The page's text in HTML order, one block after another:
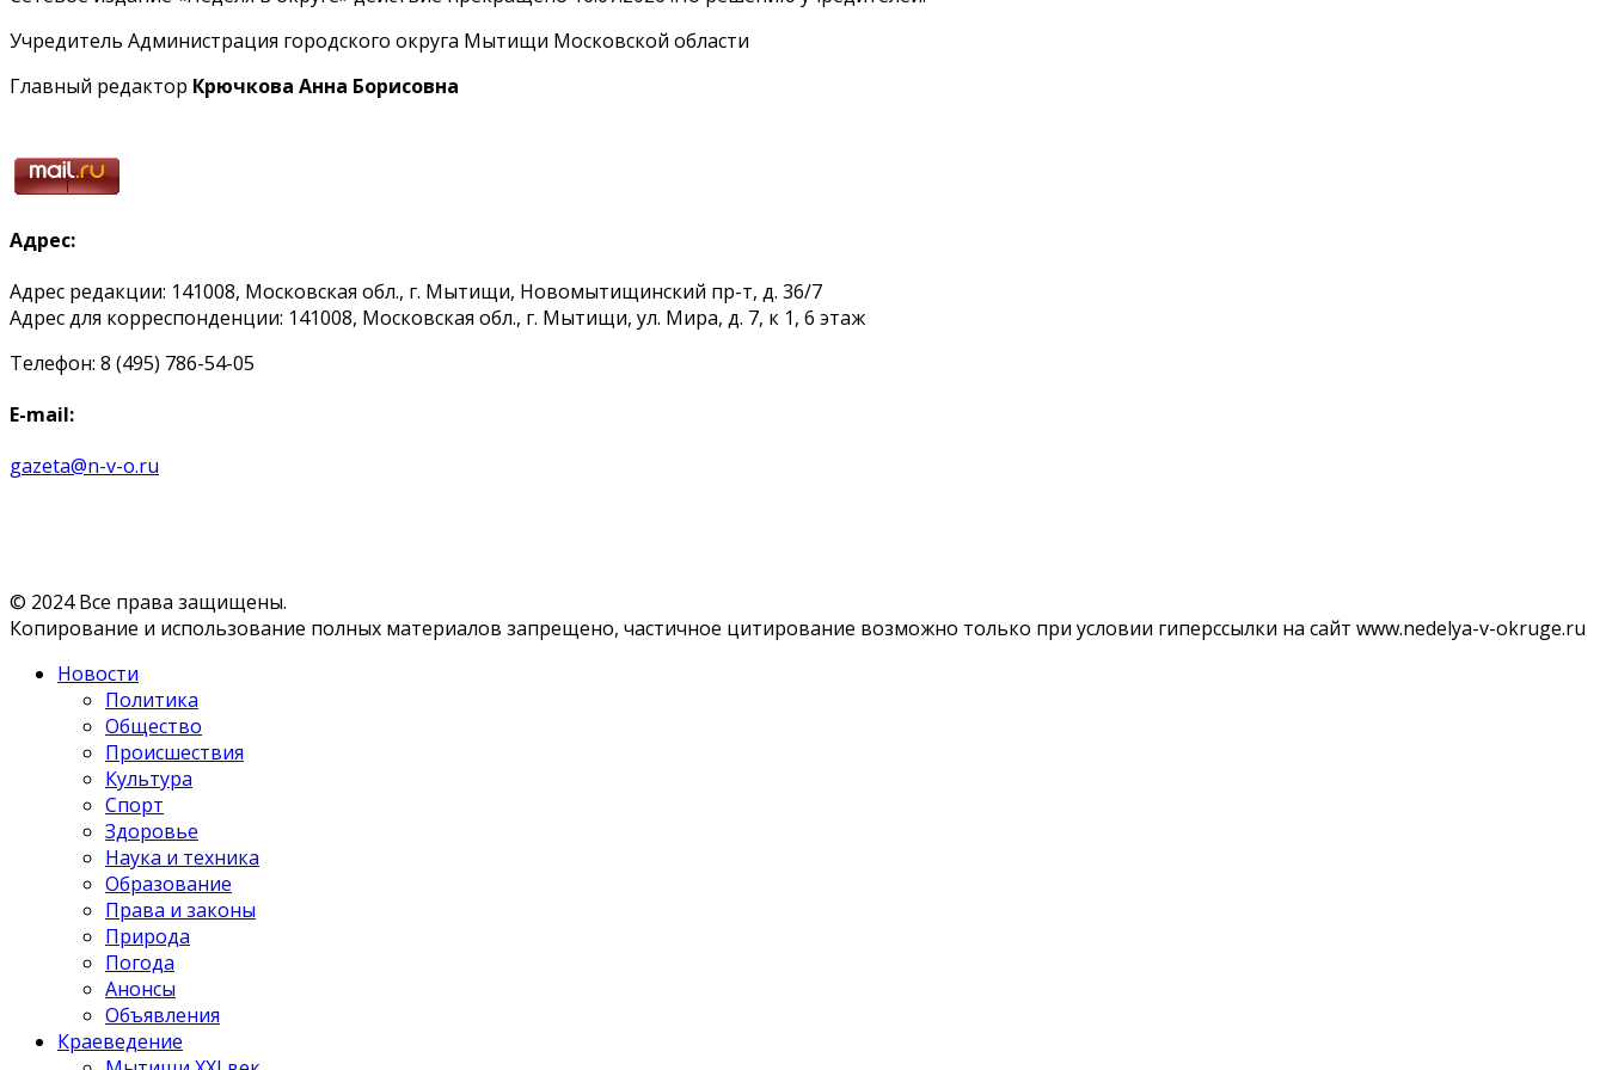
Учредитель Администрация городского округа Мытищи Московской области
Главный редактор Крючкова Анна Борисовна
Адрес:
Адрес редакции: 141008, Московская обл., г. Мытищи, Новомытищинский пр-т, д. 36/7
Адрес для корреспонденции: 141008, Московская обл., г. Мытищи, ул. Мира, д. 7, к 1, 6 этаж
Телефон: 8 (495) 786-54-05
E-mail:
gazeta@n-v-o.ru
© 2024 Все права защищены.
Копирование и использование полных материалов запрещено, частичное цитирование возможно только при условии гиперссылки на сайт www.nedelya-v-okruge.ru
Новости
Политика
Общество
Происшествия
Культура
Спорт
Здоровье
Наука и техника
Образование
Права и законы
Природа
Погода
Анонсы
Объявления
Краеведение